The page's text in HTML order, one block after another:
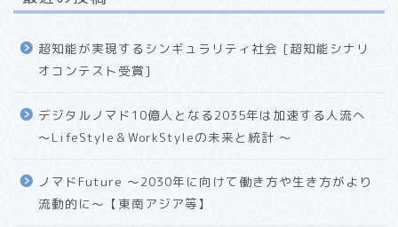
超知能が実現するシンギュラリティ社会 [超知能シナリ
オコンテスト受賞]
デジタルノマド10億人となる2035年は加速する人流へ
〜LifeStyle＆WorkStyleの未来と統計 〜
ノマドFuture 〜2030年に向けて働き方や生き方がより
流動的に〜【東南アジア等】